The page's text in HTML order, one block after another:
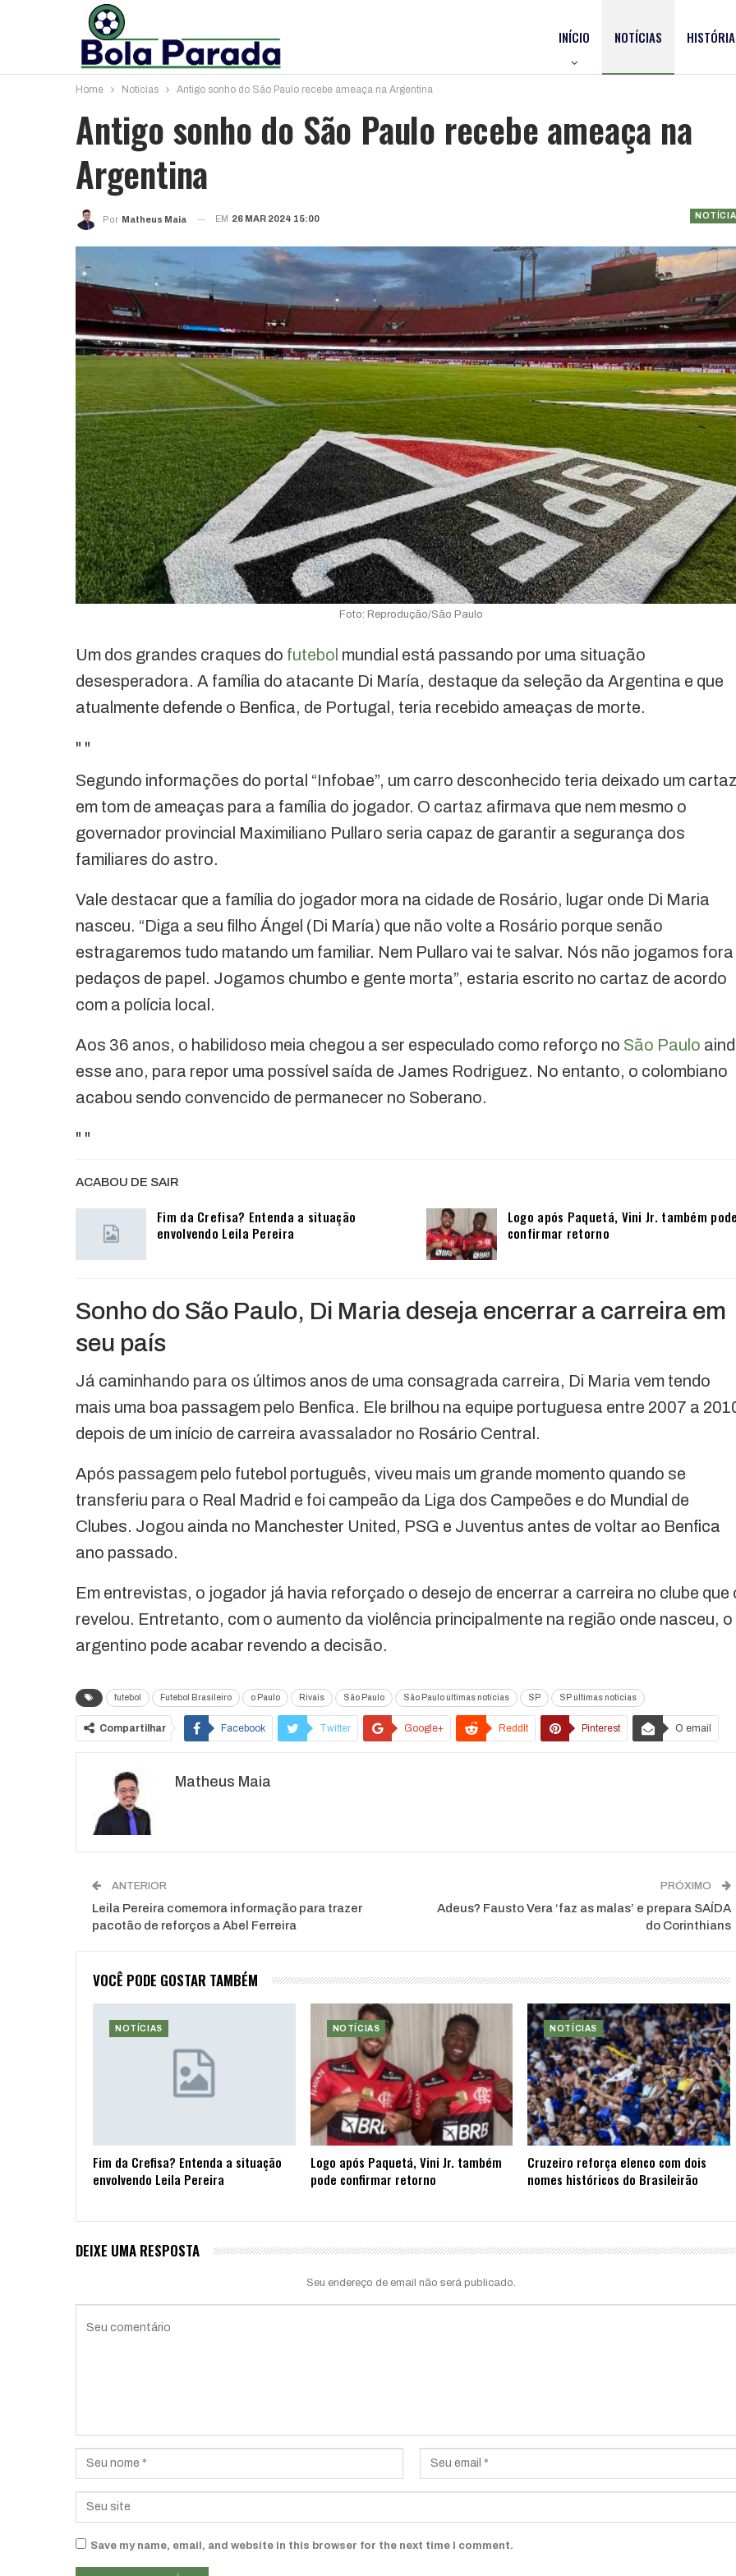
INÍCIO NOTÍCIAS HISTÓRIA
Home Notícias Antigo sonho do São Paulo recebe ameaça na Argentina
Antigo sonho do São Paulo recebe ameaça na
Argentina
Por Matheus Maia EM 26 MAR 2024 15:00
Foto: Reprodução/São Paulo
Um dos grandes craques do futebol mundial está passando por uma situação
desesperadora. A família do atacante Di María, destaque da seleção da Argentina e que
atualmente defende o Benfica, de Portugal, teria recebido ameaças de morte.
" "
Segundo informações do portal “Infobae”, um carro desconhecido teria deixado um
em tom de ameaças para a família do jogador. O cartaz afirmava que nem mesmo o
governador provincial Maximiliano Pullaro seria capaz de garantir a segurança dos
familiares do astro.
Vale destacar que a família do jogador mora na cidade de Rosário, lugar onde Di Maria
nasceu. “Diga a seu filho Ángel (Di María) que não volte a Rosário porque senão
estragaremos tudo matando um familiar. Nem Pullaro vai te salvar. Nós não jogamos fora
pedaços de papel. Jogamos chumbo e gente morta”, estaria escrito no cartaz de acordo
com a polícia local.
Aos 36 anos, o habilidoso meia chegou a ser especulado como reforço no São Paulo
esse ano, para repor uma possível saída de James Rodriguez. No entanto, o colombiano
acabou sendo convencido de permanecer no Soberano.
" "
ACABOU DE SAIR
Fim da Crefisa? Entenda a situação
envolvendo Leila Pereira
Logo após Paquetá, Vini Jr. também
confirmar retorno
Sonho do São Paulo, Di Maria deseja encerrar a carreira em
seu país
Já caminhando para os últimos anos de uma consagrada carreira, Di Maria vem tendo
mais uma boa passagem pelo Benfica. Ele brilhou na equipe portuguesa entre 2007 a
depois de um início de carreira avassalador no Rosário Central.
Após passagem pelo futebol português, viveu mais um grande momento quando se
transferiu para o Real Madrid e foi campeão da Liga dos Campeões e do Mundial de
Clubes. Jogou ainda no Manchester United, PSG e Juventus antes de voltar ao Benfica
ano passado.
Em entrevistas, o jogador já havia reforçado o desejo de encerrar a carreira no clube que
revelou. Entretanto, com o aumento da violência principalmente na região onde nasceu, o
argentino pode acabar revendo a decisão.
futebol Futebol Brasileiro o Paulo Rivais São Paulo São Paulo últimas notícias SP SP últimas notícias
Compartilhar Facebook Twitter Google+ ReddIt Pinterest O email
Matheus Maia
ANTERIOR
Leila Pereira comemora informação para trazer
pacotão de reforços a Abel Ferreira
PRÓXIMO
Adeus? Fausto Vera ‘faz as malas’ e prepara SAÍDA
do Corinthians
VOCÊ PODE GOSTAR TAMBÉM
NOTÍCIAS
Fim da Crefisa? Entenda a situação
envolvendo Leila Pereira
NOTÍCIAS
Logo após Paquetá, Vini Jr. também
pode confirmar retorno
NOTÍCIAS
Cruzeiro reforça elenco com dois
nomes históricos do Brasileirão
DEIXE UMA RESPOSTA
Seu endereço de email não será publicado.
Save my name, email, and website in this browser for the next time I comment.